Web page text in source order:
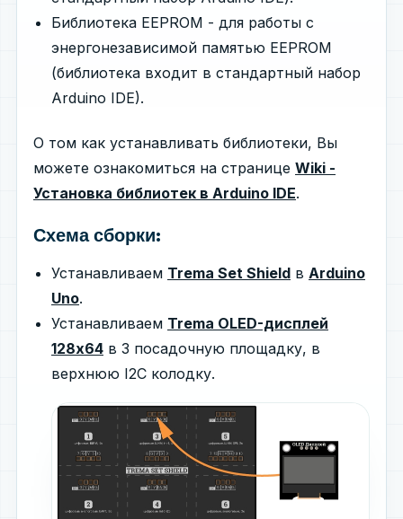
Библиотека EEPROM - для работы с
энергонезависимой памятью EEPROM
(библиотека входит в стандартный набор
Arduino IDE).
О том как устанавливать библиотеки, Вы
можете ознакомиться на странице Wiki -
Установка библиотек в Arduino IDE.
Схема сборки:
Устанавливаем Trema Set Shield в Arduino
Uno.
Устанавливаем Trema OLED-дисплей
128x64 в 3 посадочную площадку, в
верхнюю I2C колодку.